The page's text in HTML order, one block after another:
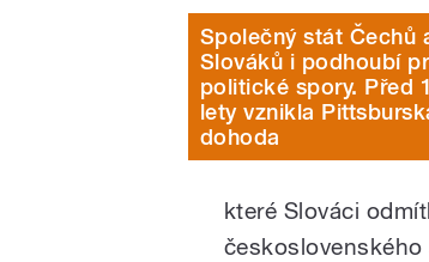
Společný stát Čechů
Slováků i podhoubí
politické spory. Před
lety vznikla
dohoda
které Slováci